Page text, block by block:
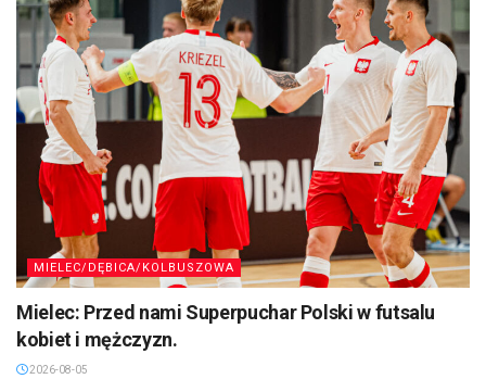
MIELEC/DĘBICA/KOLBUSZOWA
Mielec: Przed nami Superpuchar Polski w futsalu
kobiet i mężczyzn.
2026-08-05